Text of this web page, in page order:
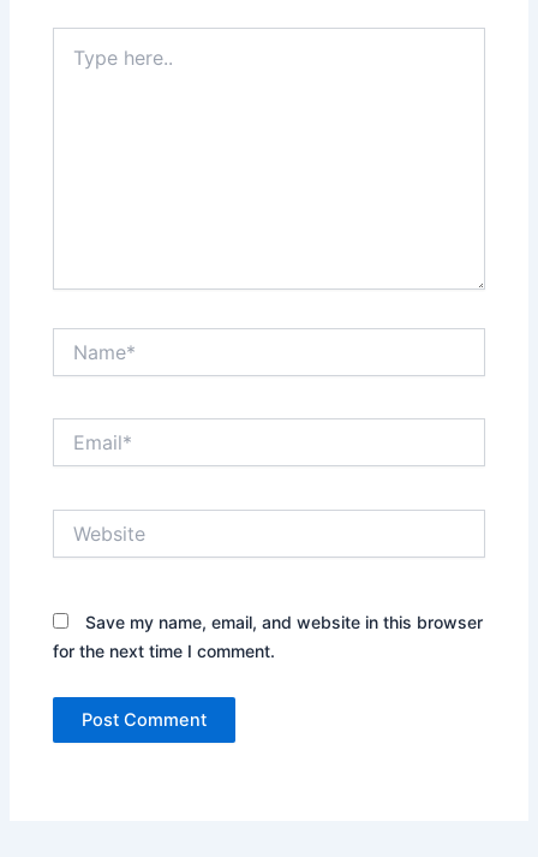
here..
Save my name, email, and website in this browser
for the next time I comment.